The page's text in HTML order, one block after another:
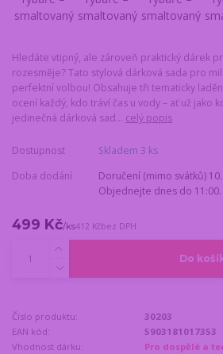
Hledáte vtipný, ale zároveň praktický dárek
rozesměje? Tato stylová dárková sada pro
perfektní volbou! Obsahuje tři tematicky
ocení každý, kdo tráví čas u vody – ať už jako
jedinečná dárková sad... celý popis
Dostupnost
Skladem 3 ks
Doba dodání
Doručení (mimo svátků)
Objednejte dnes do 11:00.
499 Kč/ks412 Kčbez DPH
Do
Číslo produktu:
30203
EAN kód:
5903181017353
Vhodnost dárku:
Pro dospělé a